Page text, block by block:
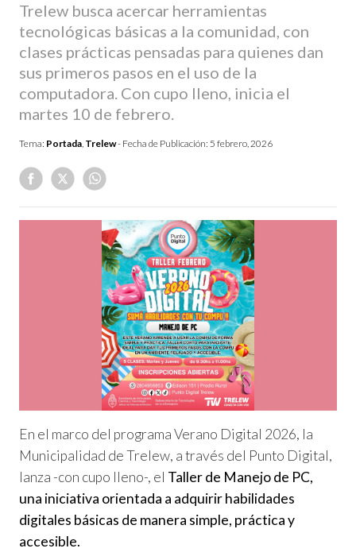
Trelew busca acercar herramientas
tecnológicas básicas a la comunidad, con
clases prácticas pensadas para quienes dan
sus primeros pasos en el uso de la
computadora. Con cupo lleno, inicia el
martes 10 de febrero.
Tema: Portada, Trelew- Fecha de Publicación: 5 febrero, 2026
En el marco del programa Verano Digital 2026, la
Municipalidad de Trelew, a través del Punto Digital,
lanza -con cupo lleno-, el Taller de Manejo de PC,
una iniciativa orientada a adquirir habilidades
digitales básicas de manera simple, práctica y
accesible.